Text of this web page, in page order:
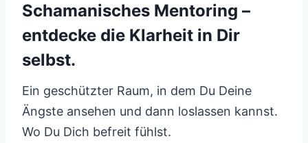
Schamanisches Mentoring –
entdecke die Klarheit in Dir
selbst.
Ein geschützter Raum, in dem Du Deine
Ängste ansehen und dann loslassen kannst.
Wo Du Dich befreit fühlst.